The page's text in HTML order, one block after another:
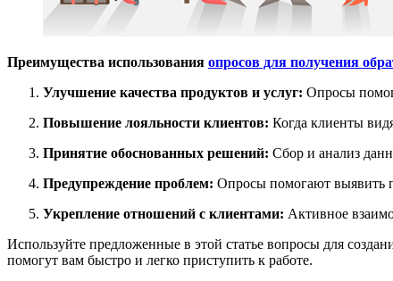
Преимущества использования опросов для получения
Улучшение качества продуктов и услуг: Опросы
Повышение лояльности клиентов: Когда клиенты
Принятие обоснованных решений: Сбор и анализ
Предупреждение проблем: Опросы помогают выявить
Укрепление отношений с клиентами: Активное
Используйте предложенные в этой статье вопросы для
помогут вам быстро и легко приступить к работе.